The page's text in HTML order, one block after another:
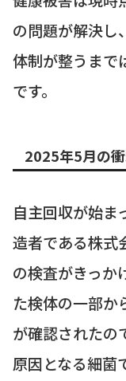
の問題が解決し
体制が整うまで
です。
2025年5月の
自主回収が始ま
造者である株式
の検査がきっか
た検体の一部か
が確認されたの
原因となる細菌